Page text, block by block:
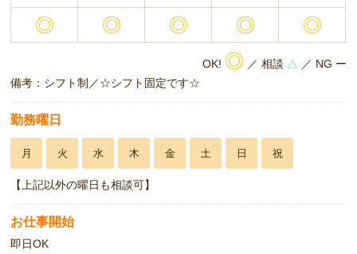
◎ ◎ ◎ ◎ ◎
OK! ◎ ／ 相談 △ ／ NG ー
備考：シフト制／☆シフト固定です☆
勤務曜日
月 火 水 木 金 土 日 祝
【上記以外の曜日も相談可】
お仕事開始
即日OK